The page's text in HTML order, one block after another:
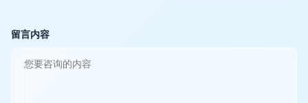
留言内容